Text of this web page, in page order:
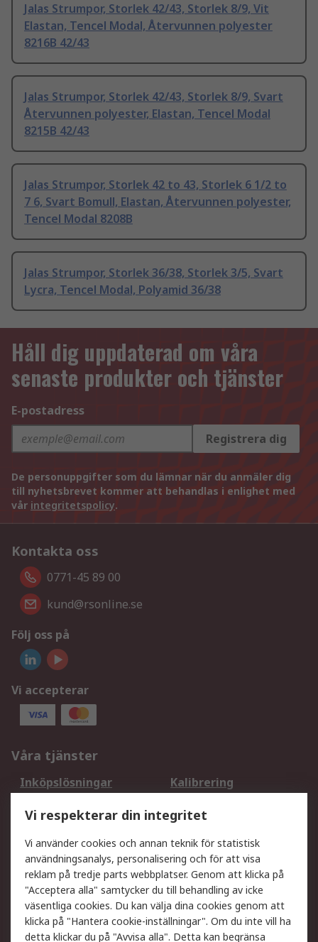
Jalas Strumpor, Storlek 42/43, Storlek 8/9, Vit
Elastan, Tencel Modal, Återvunnen polyester
8216B 42/43
Jalas Strumpor, Storlek 42/43, Storlek 8/9, Svart
Återvunnen polyester, Elastan, Tencel Modal
8215B 42/43
Jalas Strumpor, Storlek 42 to 43, Storlek 6 1/2 to
7 6, Svart Bomull, Elastan, Återvunnen polyester,
Tencel Modal 8208B
Jalas Strumpor, Storlek 36/38, Storlek 3/5, Svart
Lycra, Tencel Modal, Polyamid 36/38
Håll dig uppdaterad om våra
senaste produkter och tjänster
E-postadress
Registrera dig
De personuppgifter som du lämnar när du anmäler dig
till nyhetsbrevet kommer att behandlas i enlighet med
vår integritetspolicy.
Kontakta oss
0771-45 89 00
kund@rsonline.se
Följ oss på
Vi accepterar
Våra tjänster
Inköpslösningar
Kalibrering
DesignSpark
Teknisk Support
Ditt lokala säljteam
Exportlösningar
Support
Få hjälp
Retur av varor
Leverans
Spåra din order
Vi respekterar din integritet
Vi använder cookies och annan teknik för statistisk
användningsanalys, personalisering och för att visa
reklam på tredje parts webbplatser. Genom att klicka på
"Acceptera alla" samtycker du till behandling av icke
väsentliga cookies. Du kan välja dina cookies genom att
klicka på "Hantera cookie-inställningar". Om du inte vill ha
detta klickar du på "Avvisa alla". Detta kan begränsa